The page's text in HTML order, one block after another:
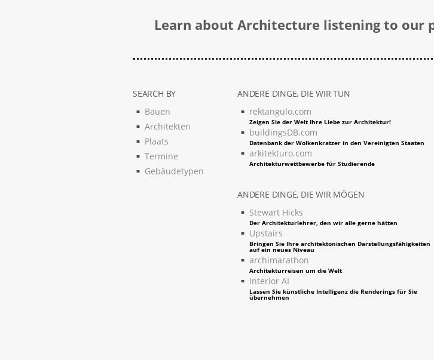
Learn about Architecture listening to our
SEARCH BY
Bauen
Architekten
Plaats
Termine
Gebäudetypen
ANDERE DINGE, DIE WIR TUN
rektangulo.com
Zeigen Sie der Welt Ihre Liebe zur Architektur!
buildingsDB.com
Datenbank der Wolkenkratzer in den Vereinigten Staaten
arkitekturo.com
Architekturwettbewerbe für Studierende
ANDERE DINGE, DIE WIR MÖGEN
Stewart Hicks
Der Architekturlehrer, den wir alle gerne hätten
Upstairs
Bringen Sie Ihre architektonischen Darstellungsfähigkeiten
auf ein neues Niveau
archimarathon
Architekturreisen um die Welt
Interior AI
Lassen Sie künstliche Intelligenz die Renderings für Sie
übernehmen